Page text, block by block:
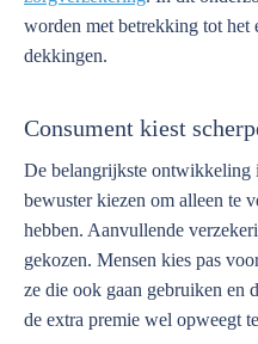
worden met betrekking tot het
dekkingen.
Consument kiest
De belangrijkste ontwikkeling
bewuster kiezen om alleen te
hebben. Aanvullende
gekozen. Mensen kies pas
ze die ook gaan gebruiken en
de extra premie wel opweegt